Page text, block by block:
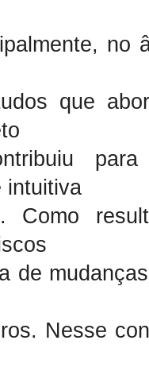
no
que
intuitiva
Como
de
Nesse